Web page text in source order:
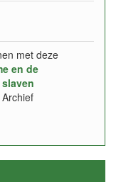
met deze
en de